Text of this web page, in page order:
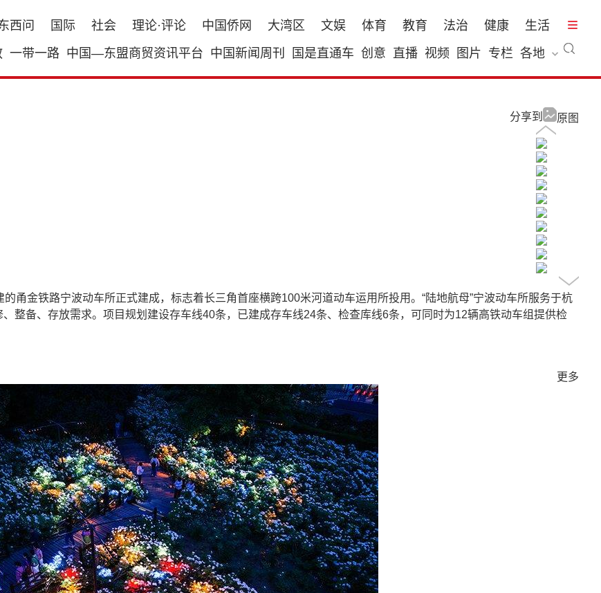
西问 国际 社会 理论·评论 中国侨网 大湾区 文娱 体育 教育 法治 健康
生活
一带一路 中国—东盟商贸资讯平台 中国新闻周刊 国是直通车 创意 直播 视频 图片 专栏 各地
原图
分享到
甬金铁路宁波动车所正式建成，标志着长三角首座横跨100米河道动车运用所投用。“陆地航母”宁波动车所服务于杭
整备、存放需求。项目规划建设存车线40条，已建成存车线24条、检查库线6条，可同时为12辆高铁动车组提供检
更多